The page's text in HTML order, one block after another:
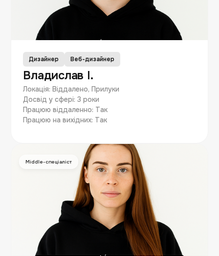
Дизайнер Веб-дизайнер
Владислав І.
Локація: Віддалено, Прилуки
Досвід у сфері: 3 роки
Працюю віддаленно: Так
Працюю на вихідних: Так
Middle-спеціаліст